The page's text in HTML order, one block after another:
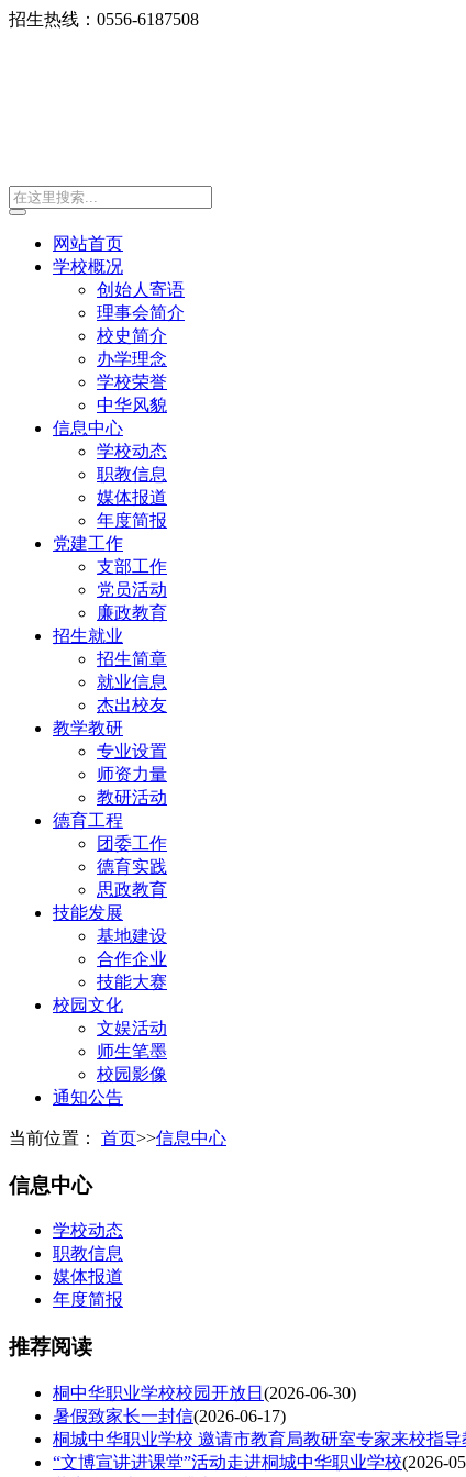
招生热线：0556-6187508
网站首页
学校概况
创始人寄语
理事会简介
校史简介
办学理念
学校荣誉
中华风貌
信息中心
学校动态
职教信息
媒体报道
年度简报
党建工作
支部工作
党员活动
廉政教育
招生就业
招生简章
就业信息
杰出校友
教学教研
专业设置
师资力量
教研活动
德育工程
团委工作
德育实践
思政教育
技能发展
基地建设
合作企业
技能大赛
校园文化
文娱活动
师生笔墨
校园影像
通知公告
当前位置： 首页>>信息中心
信息中心
学校动态
职教信息
媒体报道
年度简报
推荐阅读
桐中华职业学校校园开放日 (2026-06-30)
暑假致家长一封信(2026-06-17)
桐城中华职业学校 邀请市教育局教研室专家来校指
“文博宣讲进课堂”活动走进桐城中华职业学校(2026-